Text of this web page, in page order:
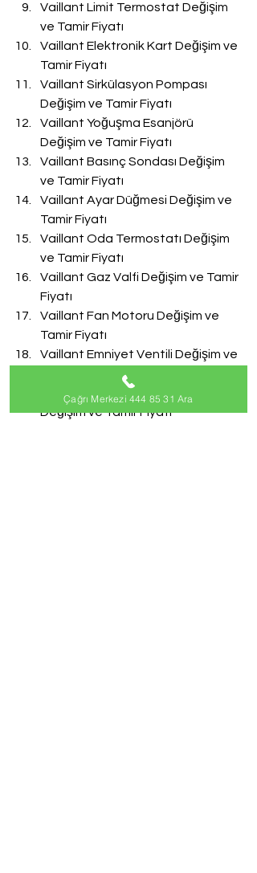
Vaillant Limit Termostat Değişim
ve Tamir Fiyatı
Vaillant Elektronik Kart Değişim ve
Tamir Fiyatı
Vaillant Sirkülasyon Pompası
Değişim ve Tamir Fiyatı
Vaillant Yoğuşma Esanjörü
Değişim ve Tamir Fiyatı
Vaillant Basınç Sondası Değişim
ve Tamir Fiyatı
Vaillant Ayar Düğmesi Değişim ve
Tamir Fiyatı
Vaillant Oda Termostatı Değişim
ve Tamir Fiyatı
Vaillant Gaz Valfi Değişim ve Tamir
Fiyatı
Vaillant Fan Motoru Değişim ve
Tamir Fiyatı
Vaillant Emniyet Ventili Değişim ve
Vaillant Doldurma Musluğu
Değişim ve Tamir Fiyatı
Çağrı Merkezi 444 85 31 Ara